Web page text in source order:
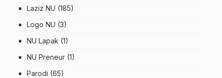
Laziz NU (185)
Logo NU (3)
NU Lapak (1)
NU Preneur (1)
Parodi (65)